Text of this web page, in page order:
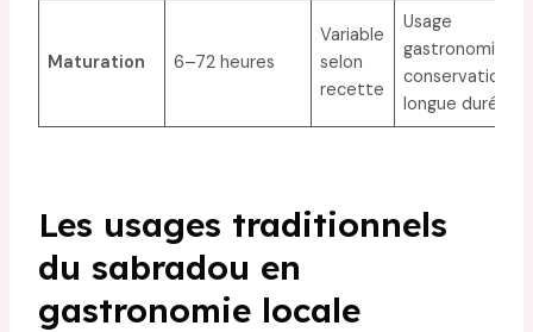
Maturation 6–72 heures
Variable
selon
recette
Usage
gastronomique,
conservation
longue durée
Les usages traditionnels
du sabradou en
gastronomie locale